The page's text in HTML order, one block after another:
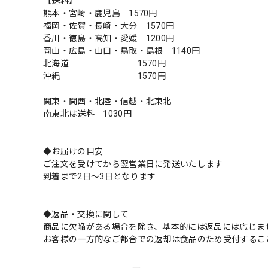
熊本・宮崎・鹿児島 1570円
福岡・佐賀・長崎・大分 1570円
香川・徳島・高知・愛媛 1200円
岡山・広島・山口・鳥取・島根 1140円
北海道 1570円
沖縄 1570円
関東・関西・北陸・信越・北東北
南東北は送料 1030円
◆お届けの目安
ご注文を受けてから翌営業日に発送いたします
到着まで2日～3日となります
◆返品・交換に関して
商品に欠陥がある場合を除き、基本的には返品には応じま
お客様の一方的なご都合での返却は食品のため受付するこ